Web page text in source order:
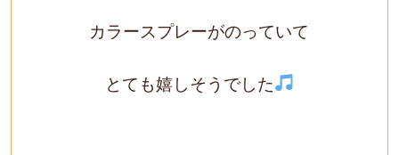
カラースプレーがのっていて
とても嬉しそうでした